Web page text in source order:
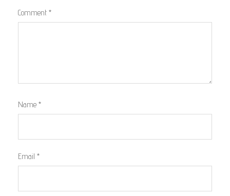
Comment *
Name *
Email *